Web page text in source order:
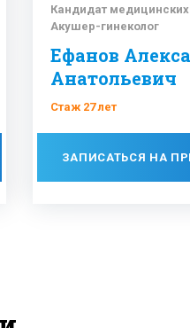
Кандидат медицинских
Акушер-гинеколог
Ефанов
Анатольевич
Стаж 27 лет
ЗАПИСАТЬСЯ НА